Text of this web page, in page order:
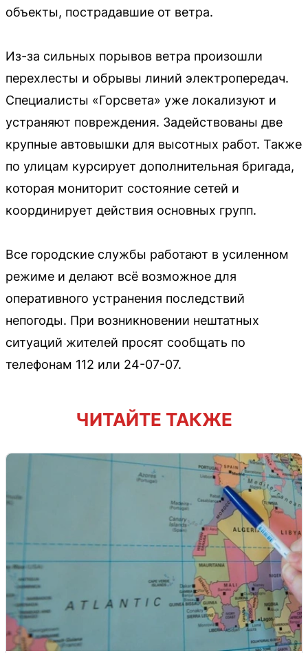
объекты, пострадавшие от ветра.
Из-за сильных порывов ветра произошли
перехлесты и обрывы линий электропередач.
Специалисты «Горсвета» уже локализуют и
устраняют повреждения. Задействованы две
крупные автовышки для высотных работ. Также
по улицам курсирует дополнительная бригада,
которая мониторит состояние сетей и
координирует действия основных групп.
Все городские службы работают в усиленном
режиме и делают всё возможное для
оперативного устранения последствий
непогоды. При возникновении нештатных
ситуаций жителей просят сообщать по
телефонам 112 или 24-07-07.
ЧИТАЙТЕ ТАКЖЕ